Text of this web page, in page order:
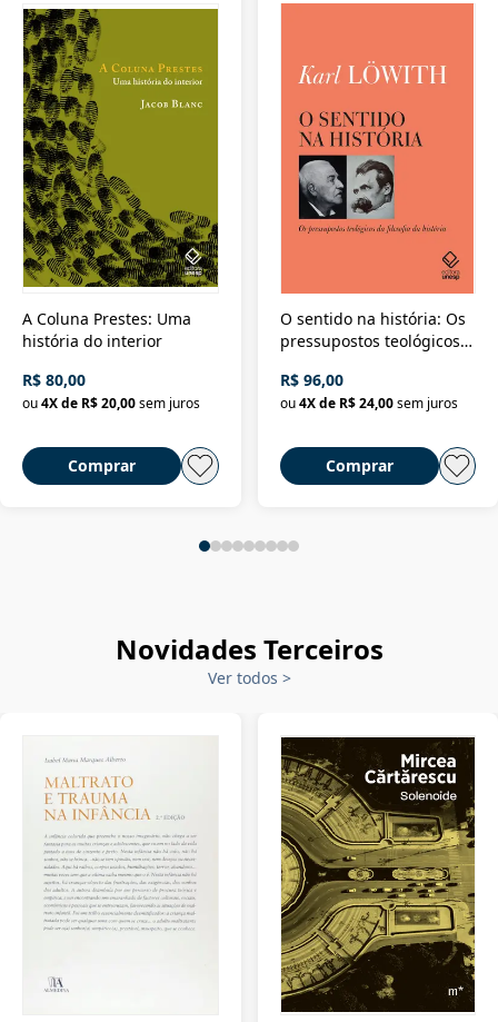
A Coluna Prestes: Uma
história do interior
R$ 80,00
ou4X de R$ 20,00sem juros
Comprar
O sentido na história: Os
pressupostos teológicos
R$ 96,00
ou 4X de R$ 24,00 sem juros
Comprar
Novidades Terceiros
Ver todos >